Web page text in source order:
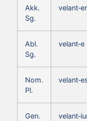
Akk.
Sg.
Abl.
Sg.
velant‑e
Nom.
Pl.
Gen.